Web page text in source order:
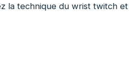
la technique du wrist twitch et